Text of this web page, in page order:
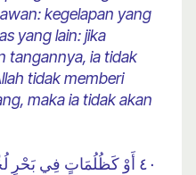
kegelapan yang
yang lain: jika
tangannya, ia tidak
tidak memberi
maka ia tidak akan
٤٠ أَوْ كَظُلُمَاتٍ فِي